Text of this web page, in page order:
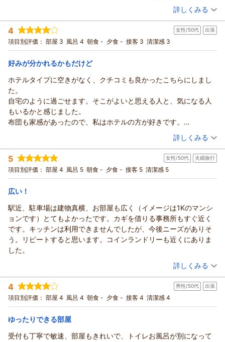
ぜひまた機会がございましたら、としき様のお越しを心よりお
待ちしております。
（返信日：2026/06/08）
投稿者： はるかさん(女性/20代)
宿泊プラン： チェックイン21:00まで限定【禁煙】★ピカピカダブルルーム
★2名様までプラン★
ダブル 食事なし
宿泊価格帯： 4,001～5,000円(大人一人あたり/税込)
はるか様
料金や室内の清潔さを評価していただき、ありがとうございま
す。
はるか様にご満足いただけたようで嬉しく思います。
シャンプーについては、コストに応じて別商品も検討させてい
ぜひまたのご利用をお待ちしております。
この度は当館をご利用いただき、誠にありがとうございまし
た。
（返信日：2026/05/25）
詳しくみる
4 女性/50代 出張
項目別評価： 部屋 3 風呂 4 朝食 - 夕食 - 接客 3 清潔感 3
好みが分かれるかもだけど
ホテルタイプに空きがなく、クチコミも良かったこちらにしまし
た。
自宅のように過ごせます。そこがよいと思える人と、気になる人
もいるかと感じました。
布団も家感があったので、私はホテルの方が好きです。
ですが、過ごしやすく、滞在者に気遣いのある部屋だと思いま
他の部屋（棟）も気になるので、泊まってみたいです。
（投稿日：2026/05/17）
宿泊時期： 2026年03月宿泊 (出張)
投稿者： マーガリンさん
宿泊プラン： チェックイン21:00まで限定【禁煙】★セミダブル2名様までプ
ラン★
セミダブル 食事なし
宿泊価格帯：
ウィークリーアポイントからの返信
マーガリン様
ご感想をお寄せいただきありがとうございます。
ぜひ別のお部屋タイプもお試しくださいませ。
この度は当館をご利用いただき誠にありがとうございます。
マーガリン様のまたのご来館を心よりお待ちしております。
（返信日：2026/05/25）
詳しくみる
5 女性/50代 夫婦旅行
項目別評価： 部屋 4 風呂 5 朝食 - 夕食 - 接客 5 清潔感 5
広い！
駅近、駐車場は建物真横、お部屋も広く（イメージは1Kのマンシ
ョンです）とてもよかったです。カギを借りる事務所もすぐ近く
です。キッチンは利用できませんでしたが、今後ニーズがありそ
う。リピートすると思います。コインランドリーも近くにありま
した。
（投稿日：2026/05/17）
宿泊時期： 2026年05月宿泊 (夫婦旅行)
投稿者： ぐんぐんさん
宿泊プラン： チェックイン21:00まで限定【禁煙】★ピカピカダブルルーム
★2名様までプラン★
ダブル 食事なし
宿泊価格帯： 7,001～8,000円(大人一人あたり/税込)
ウィークリーアポイントからの返信
詳しくみる
4 男性/50代 出張
項目別評価： 部屋 4 風呂 4 朝食 - 夕食 - 接客 4 清潔感 4
ゆったりできる部屋
受付も丁寧で敏速、部屋もきれいで、トイレお風呂が別になって